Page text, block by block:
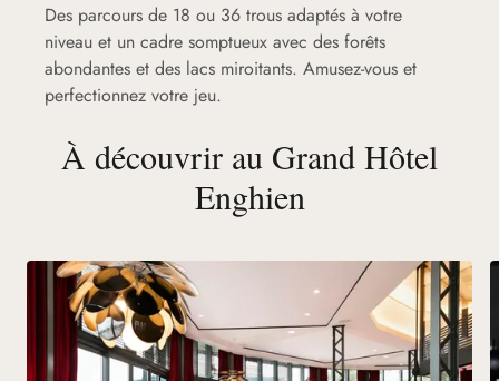
Des parcours de 18 ou 36 trous adaptés à votre
niveau et un cadre somptueux avec des forêts
abondantes et des lacs miroitants. Amusez-vous et
perfectionnez votre jeu.
À découvrir au Grand Hôtel
Enghien